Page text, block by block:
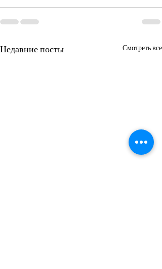
Недавние посты Смотреть все